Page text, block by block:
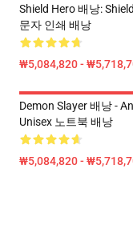
Shield Hero 배낭:
문자 인쇄 배낭
₩5,084,820 -
Demon Slayer 배낭 -
Unisex 노트북 배낭
₩5,084,820 -